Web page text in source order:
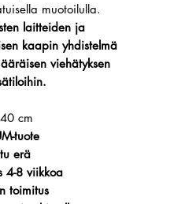
muotoilulla.
laitteiden ja
kaapin yhdistelmä
viehätyksen
40 cm
tuote
erä
4-8 viikkoa
toimitus